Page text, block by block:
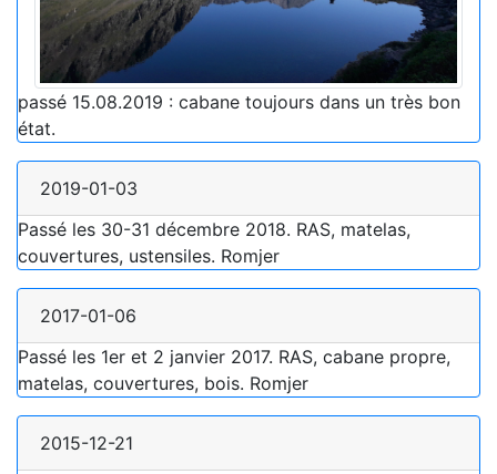
passé 15.08.2019 : cabane toujours dans un très bon
état.
2019-01-03
Passé les 30-31 décembre 2018. RAS, matelas,
couvertures, ustensiles. Romjer
2017-01-06
Passé les 1er et 2 janvier 2017. RAS, cabane propre,
matelas, couvertures, bois. Romjer
2015-12-21